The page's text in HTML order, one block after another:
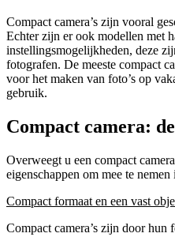
Compact camera’s zijn vooral
Echter zijn er ook modellen met
instellingsmogelijkheden, deze
fotografen. De meeste compact
voor het maken van foto’s op
gebruik.
Compact camera:
Overweegt u een compact
eigenschappen om mee te
Compact formaat en een vast
Compact camera’s zijn door hun